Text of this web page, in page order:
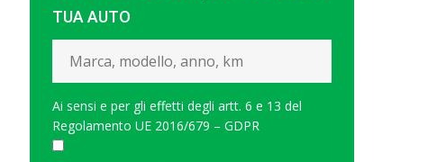
TUA AUTO
Ai sensi e per gli effetti degli artt. 6 e 13 del
Regolamento UE 2016/679 – GDPR